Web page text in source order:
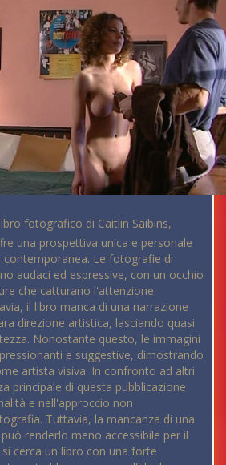
fotografico di Caitlin Saibins,
una prospettiva unica e personale
Le fotografie di
audaci ed espressive, con un occhio
che catturano l'attenzione
il libro manca di una narrazione
direzione artistica, lasciando quasi
Nonostante questo, le immagini
e suggestive, dimostrando
artista visiva. In confronto ad altri
principale di questa pubblicazione
e nell'approccio non
Tuttavia, la mancanza di una
renderlo meno accessibile per il
cerca un libro con una forte